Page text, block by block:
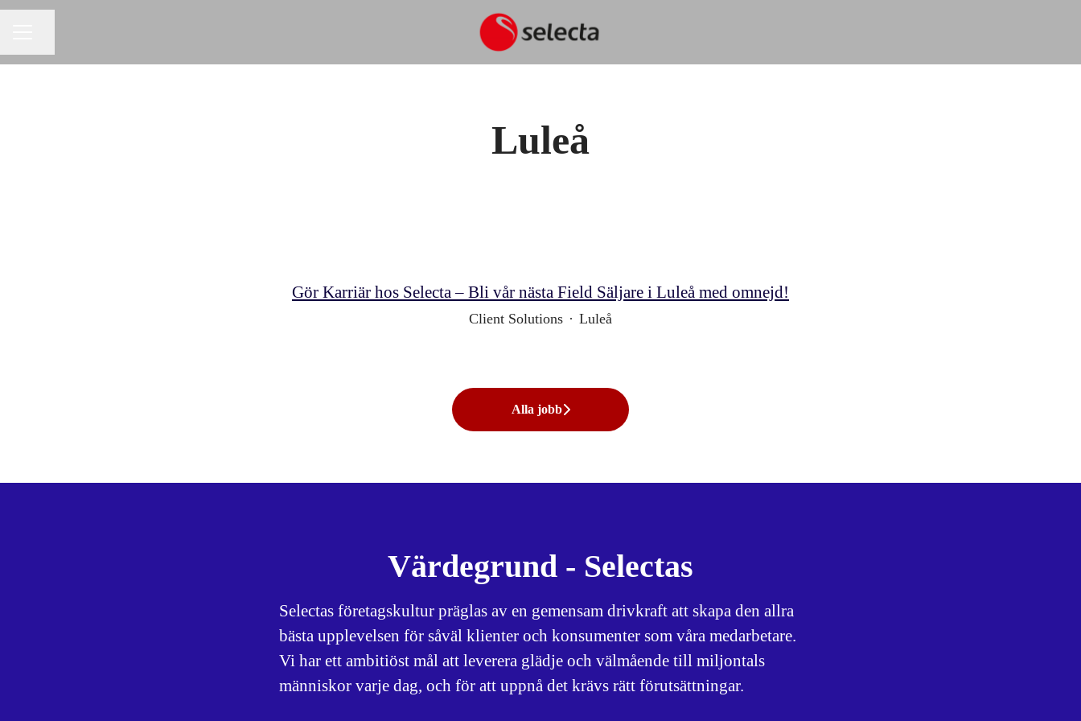
Luleå
Gör Karriär hos Selecta – Bli vår nästa Field Säljare i Luleå med omnejd!
Client Solutions · Luleå
Alla jobb
Värdegrund - Selectas
Selectas företagskultur präglas av en gemensam drivkraft att skapa den allra
bästa upplevelsen för såväl klienter och konsumenter som våra medarbetare.
Vi har ett ambitiöst mål att leverera glädje och välmående till miljontals
människor varje dag, och för att uppnå det krävs rätt förutsättningar.